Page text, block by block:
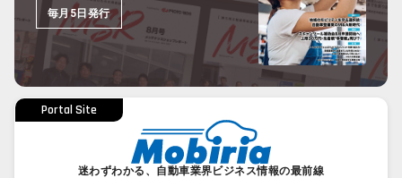
毎月5日発行
Portal Site
迷わずわかる、自動車業界ビジネス情報の最前線